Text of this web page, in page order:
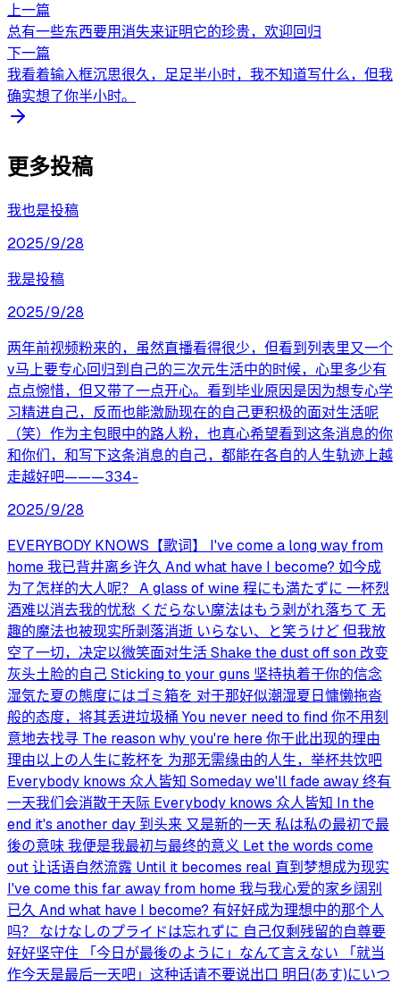
上一篇
总有一些东西要用消失来证明它的珍贵，欢迎回归
下一篇
我看着输入框沉思很久，足足半小时，我不知道写什么，但我
确实想了你半小时。
更多投稿
我也是投稿
2025/9/28
我是投稿
2025/9/28
两年前视频粉来的，虽然直播看得很少，但看到列表里又一个
v马上要专心回归到自己的三次元生活中的时候，心里多少有
点点惋惜，但又带了一点开心。看到毕业原因是因为想专心学
习精进自己，反而也能激励现在的自己更积极的面对生活呢
（笑）作为主包眼中的路人粉，也真心希望看到这条消息的你
和你们，和写下这条消息的自己，都能在各自的人生轨迹上越
走越好吧———334-
2025/9/28
EVERYBODY KNOWS【歌词】 I've come a long way from
home 我已背井离乡许久 And what have I become? 如今成
为了怎样的大人呢？ A glass of wine 程にも満たずに 一杯烈
酒难以消去我的忧愁 くだらない魔法はもう剥がれ落ちて 无
趣的魔法也被现实所剥落消逝 いらない、と笑うけど 但我放
空了一切，决定以微笑面对生活 Shake the dust off son 改变
灰头土脸的自己 Sticking to your guns 坚持执着于你的信念
湿気た夏の態度にはゴミ箱を 对于那好似潮湿夏日慵懒拖沓
般的态度，将其丢进垃圾桶 You never need to find 你不用刻
意地去找寻 The reason why you're here 你于此出现的理由
理由以上の人生に乾杯を 为那无需缘由的人生，举杯共饮吧
Everybody knows 众人皆知 Someday we'll fade away 终有
一天我们会消散于天际 Everybody knows 众人皆知 In the
end it's another day 到头来 又是新的一天 私は私の最初で最
後の意味 我便是我最初与最终的意义 Let the words come
out 让话语自然流露 Until it becomes real 直到梦想成为现实
I've come this far away from home 我与我心爱的家乡阔别
已久 And what have I become? 有好好成为理想中的那个人
吗？ なけなしのプライドは忘れずに 自己仅剩残留的自尊要
好好坚守住 「今日が最後のように」なんて言えない 「就当
作今天是最后一天吧」这种话请不要说出口 明日(あす)にいつ